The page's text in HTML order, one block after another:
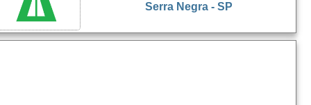
Serra Negra - SP